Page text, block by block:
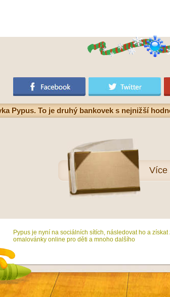
Pypus. To je druhý bankovek s nejnižší
Více
Pypus je nyní na sociálních sítích, následovat ho a
omalovánky online pro děti a mnoho dalšího